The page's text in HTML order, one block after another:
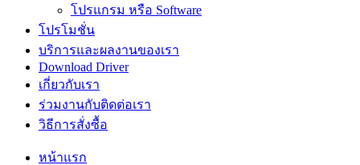
โปรแกรม หรือ Software
โปรโมชั่น
บริการและผลงานของเรา
Download Driver
เกี่ยวกับเรา
ร่วมงานกับติดต่อเรา
วิธีการสั่งซื้อ
หน้าแรก